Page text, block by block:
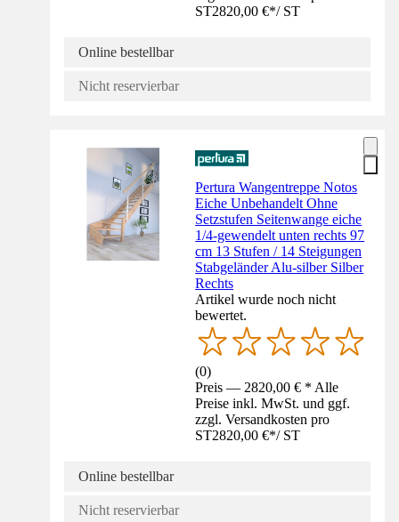
ST2820,00 €*/ ST
Online bestellbar
Nicht reservierbar
Pertura Wangentreppe Notos
Eiche Unbehandelt Ohne
Setzstufen Seitenwange eiche
1/4-gewendelt unten rechts 97
cm 13 Stufen / 14 Steigungen
Stabgeländer Alu-silber Silber
Rechts
Artikel wurde noch nicht
bewertet.
(0)
Preis — 2820,00 € * Alle
Preise inkl. MwSt. und ggf.
zzgl. Versandkosten pro
ST2820,00 €*/ ST
Online bestellbar
Nicht reservierbar